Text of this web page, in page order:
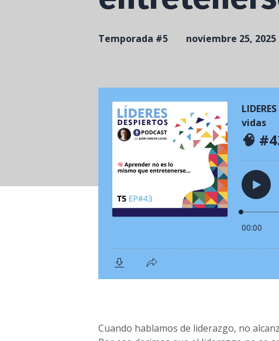
Temporada #5 noviembre 25, 2025
Cuando hablamos de liderazgo, no